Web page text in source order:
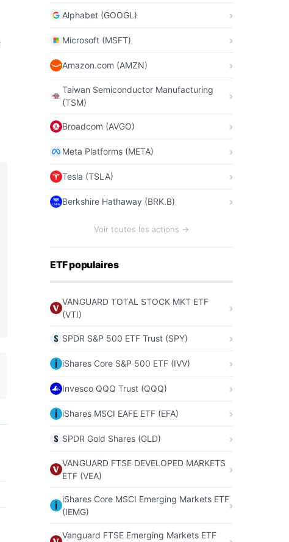
Alphabet (GOOGL)
Microsoft (MSFT)
Amazon.com (AMZN)
Taiwan Semiconductor Manufacturing
(TSM)
Broadcom (AVGO)
Meta Platforms (META)
Tesla (TSLA)
Berkshire Hathaway (BRK.B)
Voir toutes les actions →
ETF populaires
VANGUARD TOTAL STOCK MKT ETF
(VTI)
SPDR S&P 500 ETF Trust (SPY)
iShares Core S&P 500 ETF (IVV)
Invesco QQQ Trust (QQQ)
iShares MSCI EAFE ETF (EFA)
SPDR Gold Shares (GLD)
VANGUARD FTSE DEVELOPED MARKETS
ETF (VEA)
iShares Core MSCI Emerging Markets ETF
(IEMG)
Vanguard FTSE Emerging Markets ETF